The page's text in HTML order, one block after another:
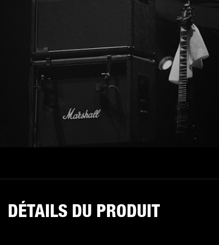
DÉTAILS DU PRODUIT